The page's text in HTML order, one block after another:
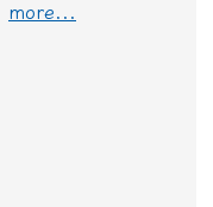
more...